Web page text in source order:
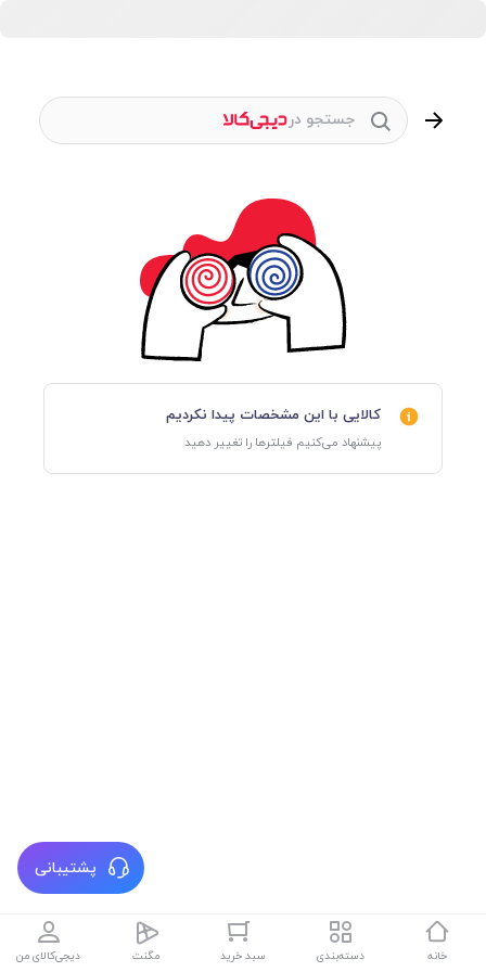
پشتیبانی
جستجو در
کالایی با این مشخصات پیدا نکردیم
پیشنهاد می‌کنیم فیلترها را تغییر دهید
خانه دسته‌بندی سبد خرید مگنت دیجی‌کالای من